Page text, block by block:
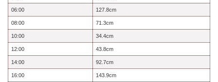
06:00 127.8cm
08:00 71.3cm
10:00 34.4cm
12:00 43.8cm
14:00 92.7cm
16:00 143.9cm